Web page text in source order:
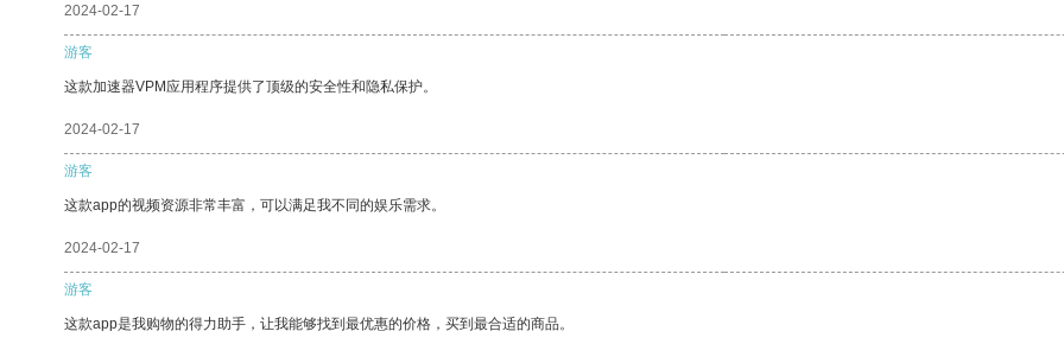
2024-02-17
游客
这款加速器VPM应用程序提供了顶级的安全性和隐私保护。
2024-02-17
游客
这款app的视频资源非常丰富，可以满足我不同的娱乐需求。
2024-02-17
游客
这款app是我购物的得力助手，让我能够找到最优惠的价格，买到最合适的商品。